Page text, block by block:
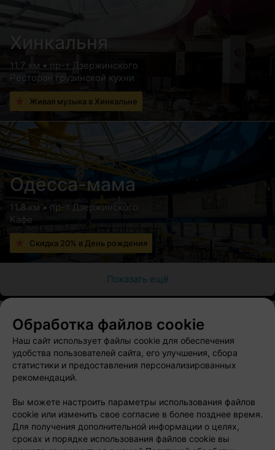
Хинкальня
11.7 км • пр-т Дзержинского
Ресторан грузинской кухни
Живая музыка в Хинкальне
Одесса-мама
11.8 км • пр-т Дзержинского
Кафе
Скидка 20% в День рождения
Показать ещё
О проекте Новости проекта
Размещение рекламы
Публичный договор
Способы оплаты
Публичный договор по использованию сервиса
Пользовательское соглашение
Написать в поддержку
Связаться по вопросам сотрудничества
Обработка файлов cookie
Наш сайт использует файлы cookie для обеспечения
удобства пользователей сайта, его улучшения, сбора
статистики и предоставления персонализированных
рекомендаций.
Вы можете настроить параметры использования файлов
cookie или изменить свое согласие в более позднее время.
Для получения дополнительной информации о целях,
сроках и порядке использования файлов cookie вы